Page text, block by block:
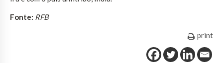
Fonte: RFB
print